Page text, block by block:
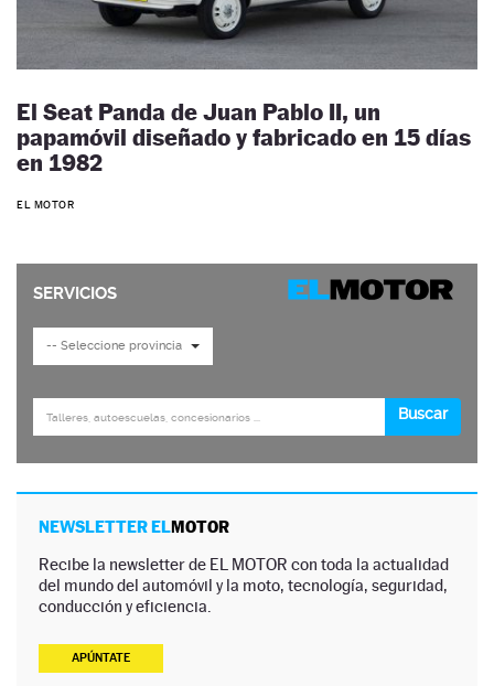
El Seat Panda de Juan Pablo II, un
papamóvil diseñado y fabricado en 15 días
en 1982
EL MOTOR
NEWSLETTER ELMOTOR
Recibe la newsletter de EL MOTOR con toda la actualidad
del mundo del automóvil y la moto, tecnología, seguridad,
conducción y eficiencia.
APÚNTATE